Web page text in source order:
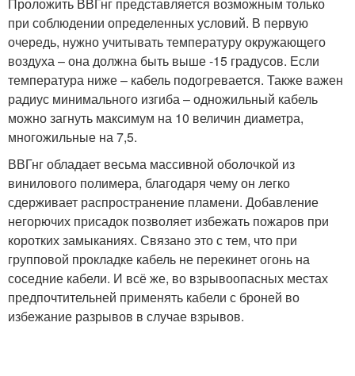
при соблюдении определенных условий. В первую
очередь, нужно учитывать температуру окружающего
воздуха – она должна быть выше -15 градусов. Если
температура ниже – кабель подогревается. Также важен
радиус минимального изгиба – одножильный кабель
можно загнуть максимум на 10 величин диаметра,
многожильные на 7,5.
ВВГнг обладает весьма массивной оболочкой из
винилового полимера, благодаря чему он легко
сдерживает распространение пламени. Добавление
негорючих присадок позволяет избежать пожаров при
коротких замыканиях. Связано это с тем, что при
групповой прокладке кабель не перекинет огонь на
соседние кабели. И всё же, во взрывоопасных местах
предпочтительней применять кабели с броней во
избежание разрывов в случае взрывов.